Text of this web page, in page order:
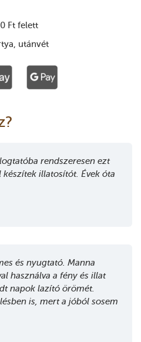
rendszeresen ezt
illatosítót. Évek óta
és nyugtató. Manna
használva a fény és illat
napok lazító örömét.
is, mert a jóból sosem
Ft felett
utánvét